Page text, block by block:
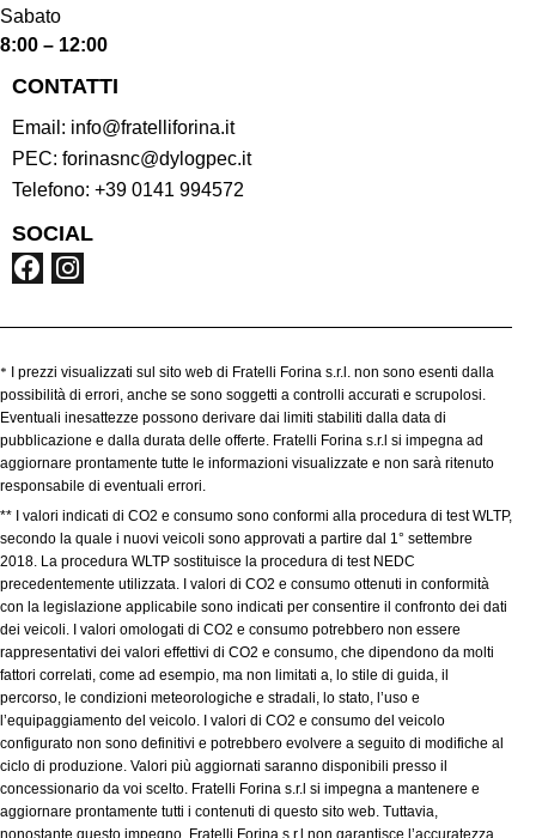
Sabato
8:00 – 12:00
CONTATTI
Email: info@fratelliforina.it
PEC: forinasnc@dylogpec.it
Telefono: +39 0141 994572
SOCIAL
*
I prezzi visualizzati sul sito web di Fratelli Forina s.r.l. non sono esenti dalla
possibilità di errori, anche se sono soggetti a controlli accurati e scrupolosi.
Eventuali inesattezze possono derivare dai limiti stabiliti dalla data di
pubblicazione e dalla durata delle offerte. Fratelli Forina s.r.l si impegna ad
aggiornare prontamente tutte le informazioni visualizzate e non sarà ritenuto
responsabile di eventuali errori.
** I valori indicati di CO2 e consumo sono conformi alla procedura di test WLTP,
secondo la quale i nuovi veicoli sono approvati a partire dal 1° settembre
2018. La procedura WLTP sostituisce la procedura di test NEDC
precedentemente utilizzata. I valori di CO2 e consumo ottenuti in conformità
con la legislazione applicabile sono indicati per consentire il confronto dei dati
dei veicoli. I valori omologati di CO2 e consumo potrebbero non essere
rappresentativi dei valori effettivi di CO2 e consumo, che dipendono da molti
fattori correlati, come ad esempio, ma non limitati a, lo stile di guida, il
percorso, le condizioni meteorologiche e stradali, lo stato, l’uso e
l’equipaggiamento del veicolo. I valori di CO2 e consumo del veicolo
configurato non sono definitivi e potrebbero evolvere a seguito di modifiche al
ciclo di produzione. Valori più aggiornati saranno disponibili presso il
concessionario da voi scelto. Fratelli Forina s.r.l si impegna a mantenere e
aggiornare prontamente tutti i contenuti di questo sito web. Tuttavia,